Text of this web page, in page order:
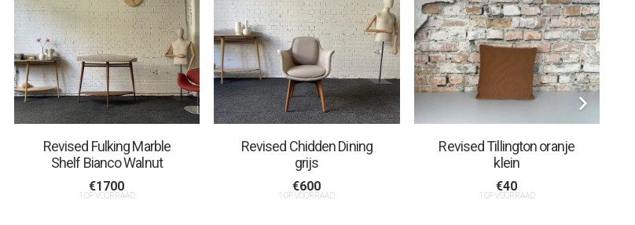
Revised Fulking Marble
Shelf Bianco Walnut
€1700
1 OP VOORRAAD
Revised Chidden Dining
grijs
€600
1 OP VOORRAAD
Revised Tillington oranje
klein
€40
1 OP VOORRAAD